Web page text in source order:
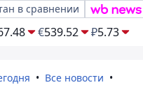
в сравнении
€539.52 ₽5.73
Все новости